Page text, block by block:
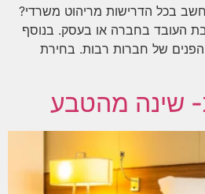
בכל הדרישות מריהוט משרדי?
העובד בחברה או בעסק. בנוסף
של חברות רבות. בחירת
שינה מהטבע